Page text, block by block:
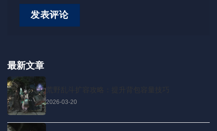
最新文章
荒野乱斗扩容攻略：提升背包容量技巧
2026-03-20